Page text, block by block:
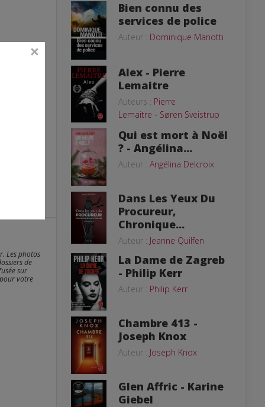
Les photos
de
sur
votre
Bien connu des
services de police
Auteur : Dominique Manotti
Alex - Pierre
Lemaitre
Auteurs : Pierre
Lemaitre - Søren Sveistrup
Qui est mort à Noël
? - Angélina...
Auteur : Angélina Delcroix
Dans Les Yeux Du
Procureur,
Chronique...
Auteur : Jeanne Quilfen
La Dame de Zagreb
- Philip Kerr
Auteur : Philip Kerr
Chambre 413 -
Joseph Knox
Auteur : Joseph Knox
Glen Affric - Karine
Giebel